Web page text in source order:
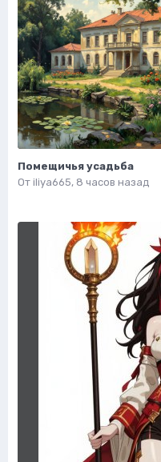
Помещичья усадьба
От iliya665, 8 часов назад